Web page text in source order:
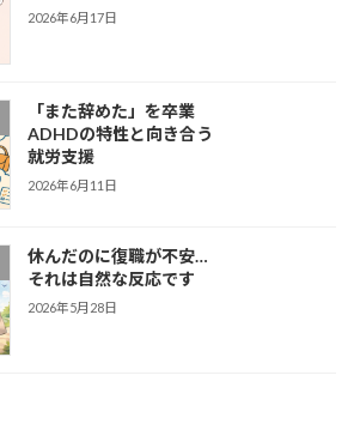
2026年6月17日
「また辞めた」を卒業
ADHDの特性と向き合う
就労支援
2026年6月11日
休んだのに復職が不安…
それは自然な反応です
2026年5月28日